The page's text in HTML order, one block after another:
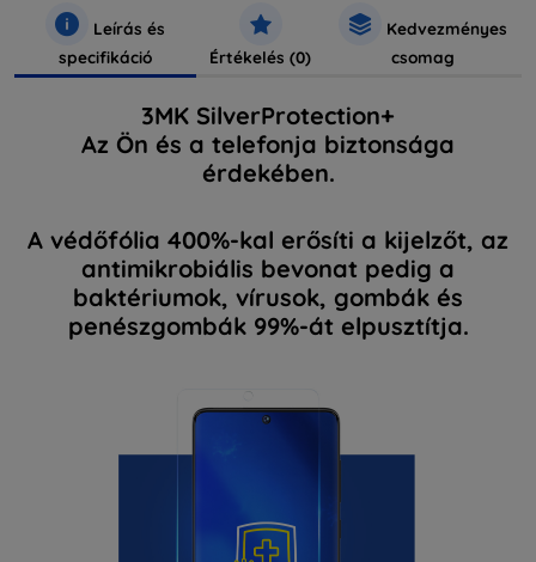
Leírás és
specifikáció
Értékelés (0)
Kedvezményes
csomag
3MK SilverProtection+
Az Ön és a telefonja biztonsága
érdekében.
A védőfólia 400%-kal erősíti a kijelzőt, az
antimikrobiális bevonat pedig a
baktériumok, vírusok, gombák és
penészgombák 99%-át elpusztítja.